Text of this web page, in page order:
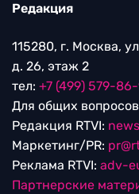
Редакция
115280, г. Москва,
д. 26, этаж 2
тел: +7 (499) 579-
Для общих
Редакция RTVI:
Маркетинг/PR:
Реклама RTVI: adv-
Партнерские